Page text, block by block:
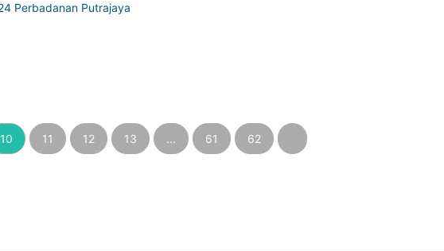
Perbadanan Putrajaya
10 11 12 13 ... 61 62